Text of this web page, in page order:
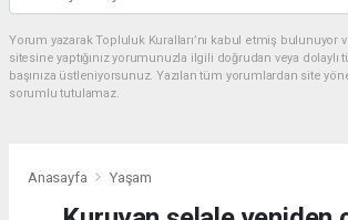
Yorum yazarak Topluluk Kuralları’nı kabul etmiş bulunuyor
sitesine yaptığınız yorumunuzla ilgili doğrudan veya
başınıza üstleniyorsunuz. Yazılan tüm yorumlardan site
sorumlu tutulamaz.
Anasayfa Yaşam